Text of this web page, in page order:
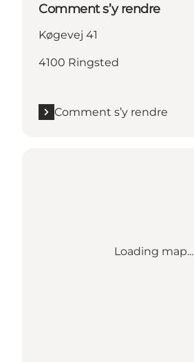
Comment s’y rendre
Køgevej 41
4100 Ringsted
Comment s’y rendre
Loading map...